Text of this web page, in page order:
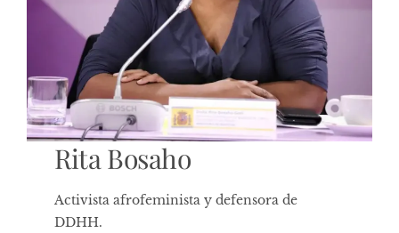
Rita Bosaho
Activista afrofeminista y defensora de
DDHH.